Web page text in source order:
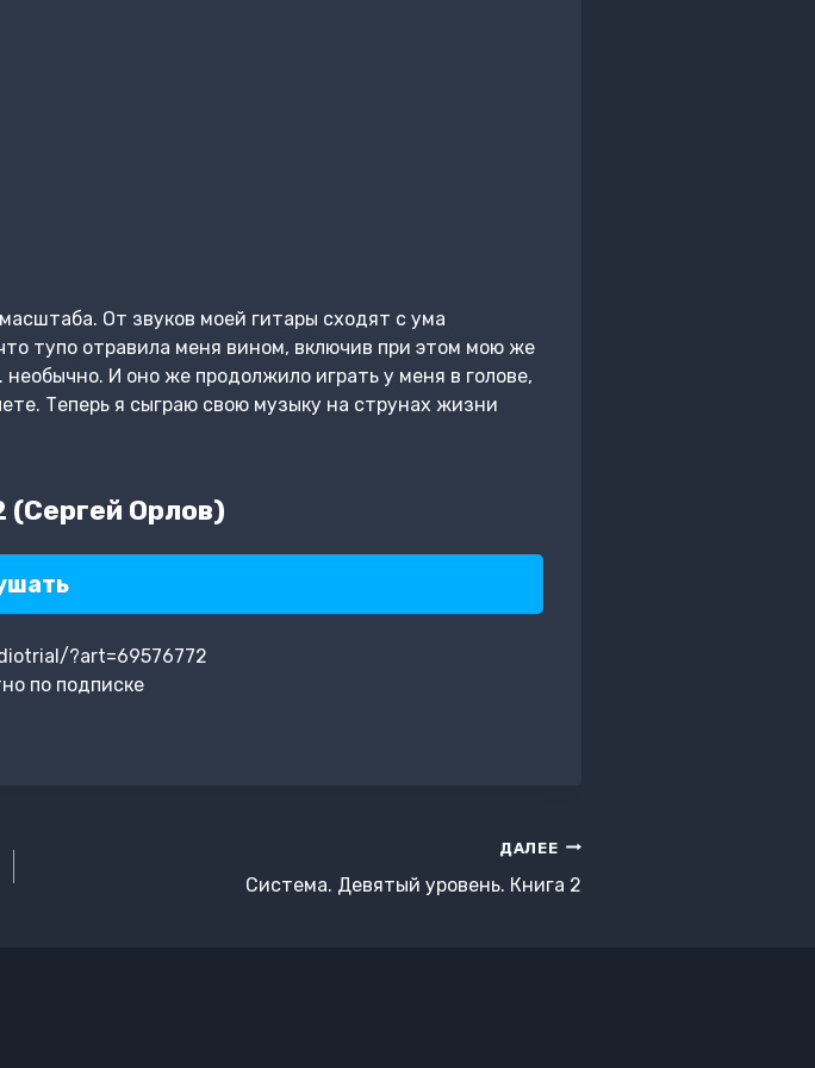
От звуков моей гитары сходят с ума
тупо отравила меня вином, включив при этом мою же
И оно же продолжило играть у меня в голове,
Теперь я сыграю свою музыку на струнах жизни
(Сергей Орлов)
?art=69576772
по подписке
ДАЛЕЕ
Система. Девятый уровень. Книга 2